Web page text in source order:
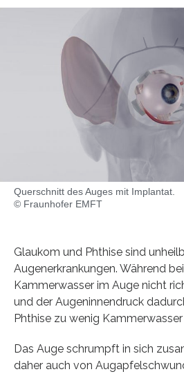
Querschnitt des Auges mit Implantat.
© Fraunhofer EMFT
Glaukom und Phthise sind
Augenerkrankungen. Während
Kammerwasser im Auge nicht
und der Augeninnendruck
Phthise zu wenig
Das Auge schrumpft in sich
daher auch von